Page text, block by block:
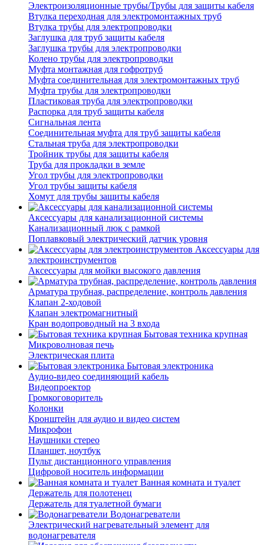
Электроизоляционные трубы/Трубы для защиты кабеля
Втулка переходная для электромонтажных труб
Втулка трубы для электропроводки
Заглушка для труб защиты кабеля
Заглушка трубы для электропроводки
Колено трубы для электропроводки
Муфта монтажная для гофротруб
Муфта соединительная для электромонтажных труб
Муфта трубы для электропроводки
Пластиковая труба для электропроводки
Распорка для труб защиты кабеля
Сигнальная лента
Соединительная муфта для труб защиты кабеля
Стальная труба для электропроводки
Тройник трубы для защиты кабеля
Труба для прокладки в земле
Угол трубы для электропроводки
Угол трубы защиты кабеля
Хомут для трубы защиты кабеля
Аксессуары для канализационной системы
Канализационный люк с рамкой
Поплавковый электрический датчик уровня
Аксессуары для
электроинструментов
Аксессуары для мойки высокого давления
Арматура трубная, распределение, контроль давления
Клапан 2-ходовой
Клапан электромагнитный
Кран водопроводный на 3 входа
Бытовая техника крупная
Микроволновая печь
Электрическая плита
Бытовая электроника
Аудио-видео соединяющий кабель
Видеопроектор
Громкоговоритель
Колонки
Кронштейн для аудио и видео систем
Микрофон
Наушники стерео
Планшет, ноутбук
Пульт дистанционного управления
Цифровой носитель информации
Ванная комната и туалет
Держатель для полотенец
Держатель для туалетной бумаги
Водонагреватели
Электрический нагревательный элемент для
водонагревателя